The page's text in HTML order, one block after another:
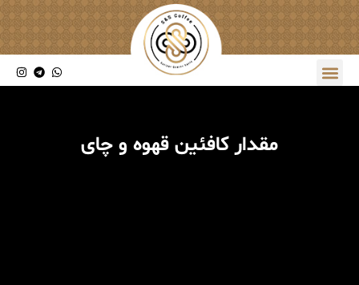
مقدار کافئین قهوه و چای